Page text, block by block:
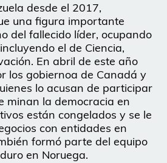
desde el 2017,
una figura importante
del fallecido líder, ocupando
el de Ciencia,
En abril de este año
los gobiernoa de Canadá y
lo acusan de participar
minan la democracia en
están congelados y se le
con entidades en
formó parte del equipo
en Noruega.